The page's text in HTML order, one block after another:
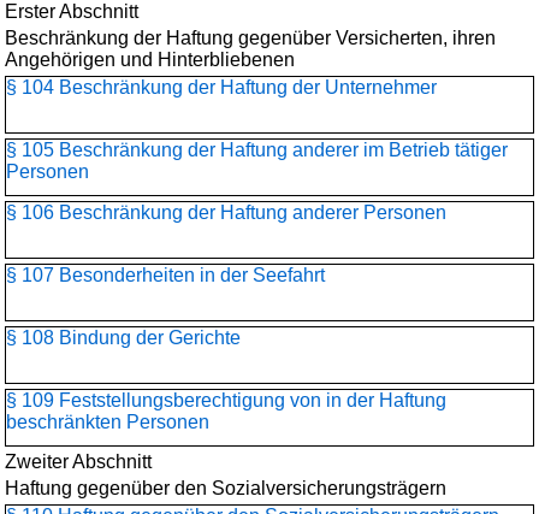
Erster Abschnitt
Beschränkung der Haftung gegenüber Versicherten, ihren
Angehörigen und Hinterbliebenen
§ 104 Beschränkung der Haftung der Unternehmer
§ 105 Beschränkung der Haftung anderer im Betrieb tätiger
Personen
§ 106 Beschränkung der Haftung anderer Personen
§ 107 Besonderheiten in der Seefahrt
§ 108 Bindung der Gerichte
§ 109 Feststellungsberechtigung von in der Haftung
beschränkten Personen
Zweiter Abschnitt
Haftung gegenüber den Sozialversicherungsträgern